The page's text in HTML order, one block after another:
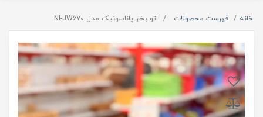
خانه فهرست محصولات اتو بخار پاناسونیک مدل NI-JW670